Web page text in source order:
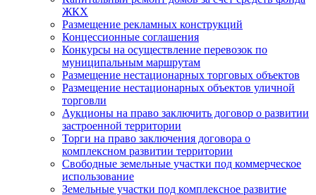
ЖКХ
Размещение рекламных конструкций
Концессионные соглашения
Конкурсы на осуществление перевозок по
муниципальным маршрутам
Размещение нестационарных торговых объектов
Размещение нестационарных объектов уличной
торговли
Аукционы на право заключить договор о развитии
застроенной территории
Торги на право заключения договора о
комплексном развитии территории
Свободные земельные участки под коммерческое
использование
Земельные участки под комплексное развитие